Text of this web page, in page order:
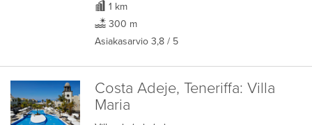
1 km
300 m
Asiakasarvio 3,8 / 5
Costa Adeje, Teneriffa: Villa
Maria